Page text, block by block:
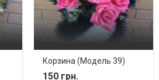
Корзина (Модель 39)
150 грн.